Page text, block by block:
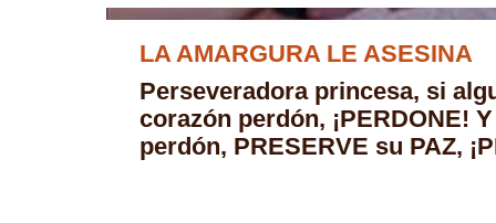
LA AMARGURA LE ASESINA
Perseveradoraprincesa, si
corazón perdón, ¡PERDONE!
perdón, PRESERVE su PAZ,